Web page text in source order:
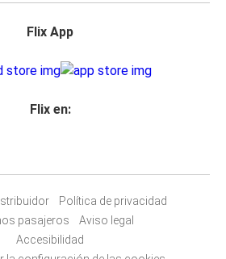
Flix App
Flix en:
Política de privacidad
pasajeros
Aviso legal
Accesibilidad